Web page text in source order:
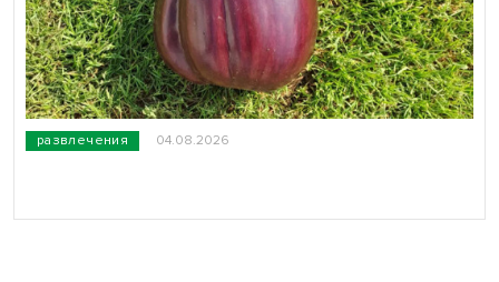
развлечения 04.08.2026